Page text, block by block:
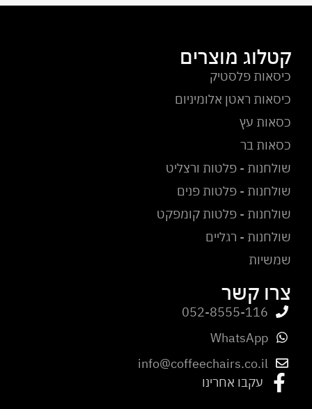
קטלוג מוצרים
כיסאות פלסטיק
כיסאות ראטן אלומיניום
כסאות עץ
כסאות בר
שולחנות - פלטות ורצליט
שולחנות - פלטות פנים
שולחנות - פלטות קומפקט
שולחנות - רגליים
שמשיות
צרו קשר
052-8555-116
WhatsApp
info@coffeechairs.co.il
עקבו אחרינו